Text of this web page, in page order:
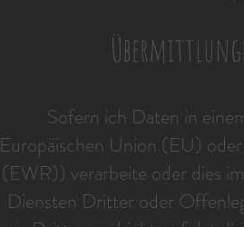
Sofern ich Daten in
Europäischen Union (EU)
(EWR)) verarbeite oder dies
Diensten Dritter oder